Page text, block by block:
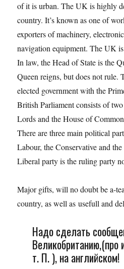
of it is urban. The UK is highly
country. It’s known as one of
exporters of machinery,
navigation equipment. The UK
In law, the Head of State is the
Queen reigns, but does not rule.
elected government with the
British Parliament consists of
Lords and the House of
There are three main political
Labour, the Conservative and
Liberal party is the ruling party
Major gifts, will no doubt be a-
country, as well as usefull and
Надо сделать
Великобританию,(про
т. П. ), на английском!